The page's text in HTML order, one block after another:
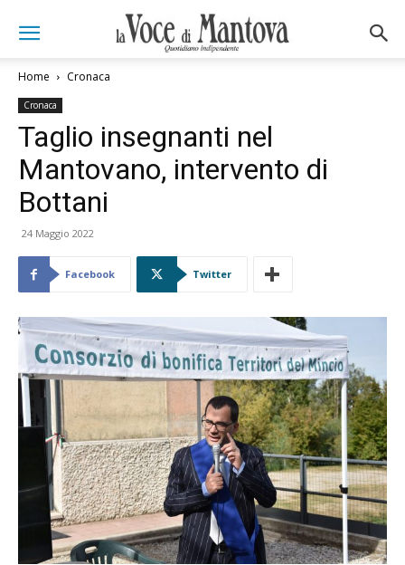
Home Cronaca
Cronaca
Taglio insegnanti nel
Mantovano, intervento di
Bottani
24 Maggio 2022
Facebook Twitter